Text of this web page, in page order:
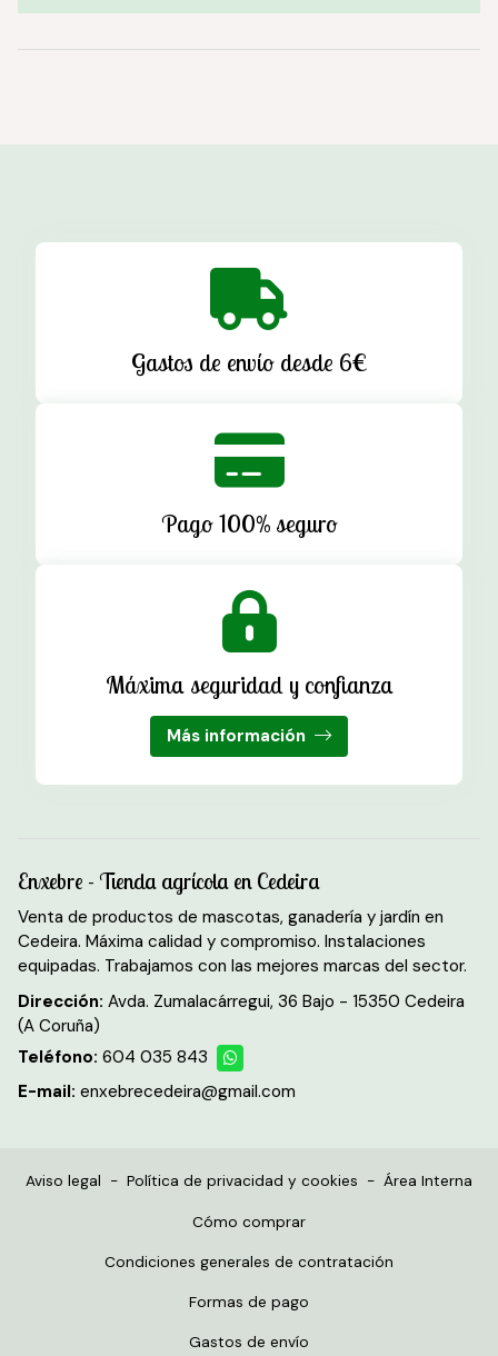
Gastos de envío desde 6€
Pago 100% seguro
Máxima seguridad y confianza
Más información
Enxebre - Tienda agrícola en Cedeira
Venta de productos de mascotas, ganadería y jardín en
Cedeira. Máxima calidad y compromiso. Instalaciones
equipadas. Trabajamos con las mejores marcas del sector.
Dirección: Avda. Zumalacárregui, 36 Bajo - 15350 Cedeira
(A Coruña)
Teléfono: 604 035 843
E-mail: enxebrecedeira@gmail.com
Aviso legal - Política de privacidad y cookies - Área Interna
Cómo comprar
Condiciones generales de contratación
Formas de pago
Gastos de envío